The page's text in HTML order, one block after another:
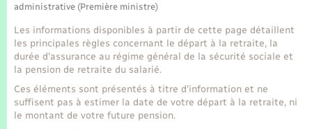
Transports
Voirie et espace public
administrative (Première ministre)
Les informations disponibles à partir de cette page détaillent
les principales règles concernant le départ à la retraite, la
durée d'assurance au régime général de la sécurité sociale et
la pension de retraite du salarié.
Ces éléments sont présentés à titre d'information et ne
suffisent pas à estimer la date de votre départ à la retraite, ni
le montant de votre future pension.